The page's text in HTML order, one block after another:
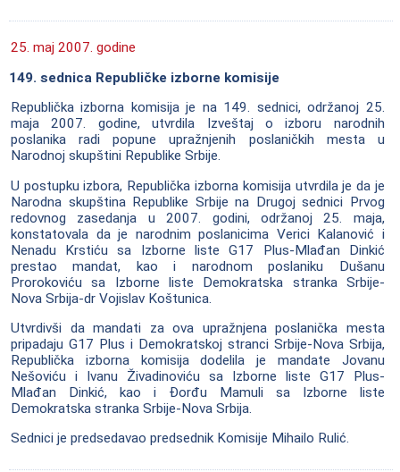
25. maj 2007. godine
149. sednica Republičke izborne komisije
Republička izborna komisija je na 149. sednici, održanoj 25.
maja 2007. godine, utvrdila Izveštaj o izboru narodnih
poslanika radi popune upražnjenih poslaničkih mesta u
Narodnoj skupštini Republike Srbije.
U postupku izbora, Republička izborna komisija utvrdila je da je
Narodna skupština Republike Srbije na Drugoj sednici Prvog
redovnog zasedanja u 2007. godini, održanoj 25. maja,
konstatovala da je narodnim poslanicima Verici Kalanović i
Nenadu Krstiću sa Izborne liste G17 Plus-Mlađan Dinkić
prestao mandat, kao i narodnom poslaniku Dušanu
Prorokoviću sa Izborne liste Demokratska stranka Srbije-
Nova Srbija-dr Vojislav Koštunica.
Utvrdivši da mandati za ova upražnjena poslanička mesta
pripadaju G17 Plus i Demokratskoj stranci Srbije-Nova Srbija,
Republička izborna komisija dodelila je mandate Jovanu
Nešoviću i Ivanu Živadinoviću sa Izborne liste G17 Plus-
Mlađan Dinkić, kao i Đorđu Mamuli sa Izborne liste
Demokratska stranka Srbije-Nova Srbija.
Sednici je predsedavao predsednik Komisije Mihailo Rulić.